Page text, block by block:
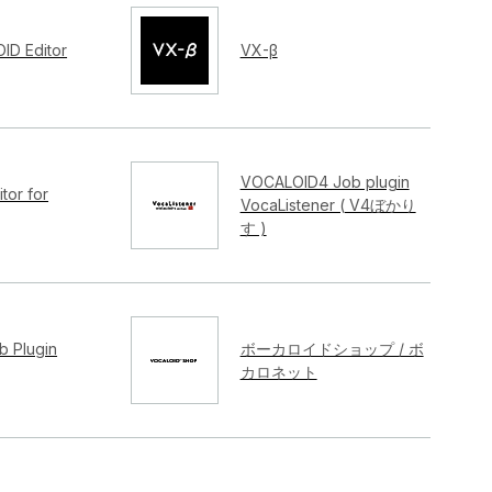
Editor VX-β
for
VOCALOID4 Job plugin
VocaListener ( V4ぼかり
す )
Plugin
ボーカロイドショップ / ボ
カロネット